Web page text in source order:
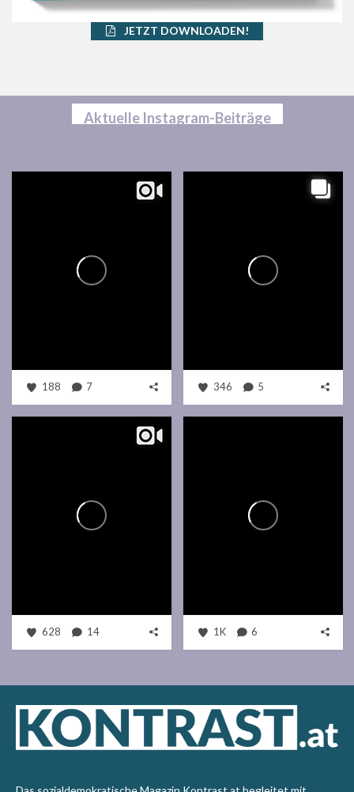
JETZT DOWNLOADEN!
Aktuelle Instagram-Beiträge
188 7 346 5
628 14 1K 6